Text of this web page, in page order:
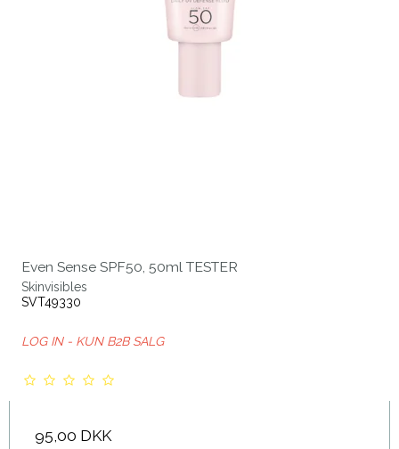
Even Sense SPF50, 50ml TESTER
Skinvisibles
SVT49330
LOG IN - KUN B2B SALG
95,00 DKK